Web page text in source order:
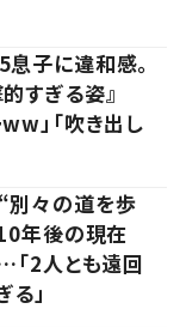
子に違和感。
すぎる姿』
」「吹き出し
別々の道を歩
年後の現在
2人とも遠回
る」